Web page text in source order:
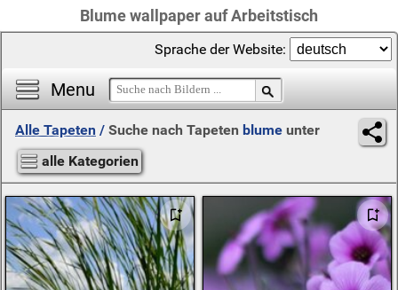
Blume wallpaper auf Arbeitstisch
Menu
Sprache der Website:
Alle Tapeten / Suche nach Tapeten blume unter
alle Kategorien